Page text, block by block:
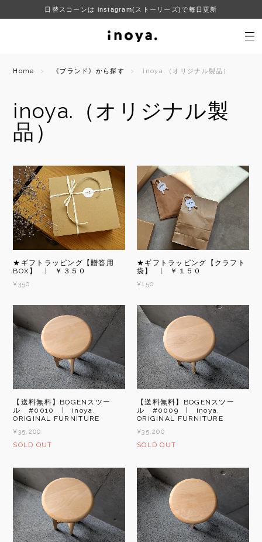
日替スコーンは instagram(ストーリーズ)で毎日更新
Home 《ブランド》から探す inoya.（オリジナル製品）
inoya.（オリジナル製
品）
★ギフトラッピング【贈答用
BOX】 | ￥３５０
¥350
★ギフトラッピング【クラフト
袋】 | ￥１５０
¥150
【送料無料】BOGENスツー
ル #0010 | inoya.
ORIGINAL FURNITURE
¥35,200
SOLD OUT
【送料無料】BOGENスツー
ル #0009 | inoya.
ORIGINAL FURNITURE
¥35,200
SOLD OUT